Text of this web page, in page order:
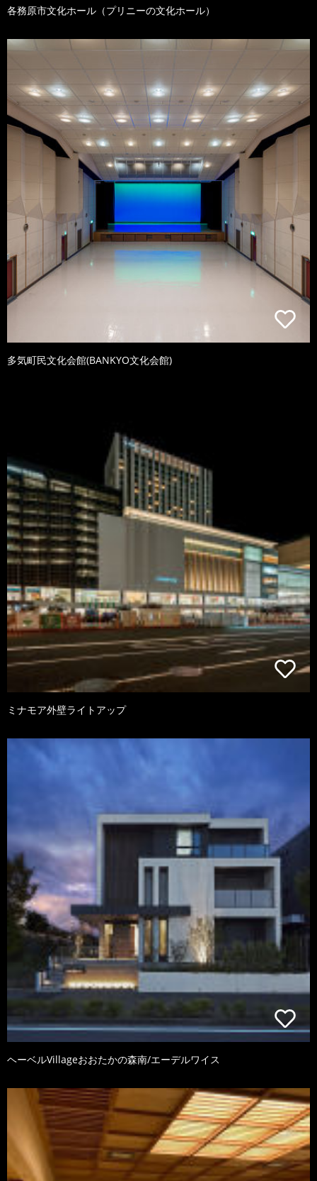
各務原市文化ホール（プリニーの文化ホール）
多気町民文化会館(BANKYO文化会館)
ミナモア外壁ライトアップ
ヘーベルVillageおおたかの森南/エーデルワイス